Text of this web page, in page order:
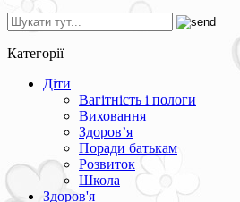
Категорії
Діти
Вагітність і пологи
Виховання
Здоров’я
Поради батькам
Розвиток
Школа
Здоров'я